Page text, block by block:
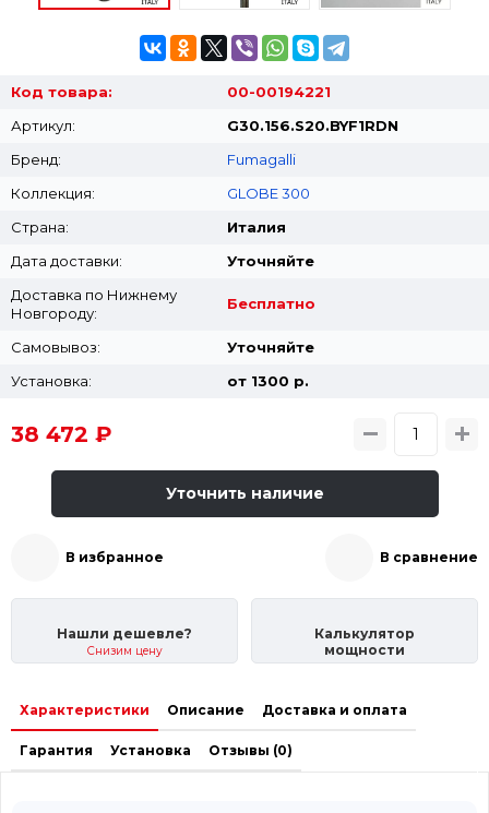
Код товара:
00-00194221
Артикул:
G30.156.S20.BYF1RDN
Бренд:
Fumagalli
Коллекция:
GLOBE 300
Страна:
Италия
Дата доставки:
Уточняйте
Доставка по Нижнему
Новгороду:
Бесплатно
Самовывоз:
Уточняйте
Установка:
от 1300 p.
38 472 ₽
Уточнить наличие
В избранное В сравнение
Нашли дешевле?
Снизим цену
Калькулятор
мощности
Характеристики Описание Доставка и оплата
Гарантия Установка Отзывы (0)